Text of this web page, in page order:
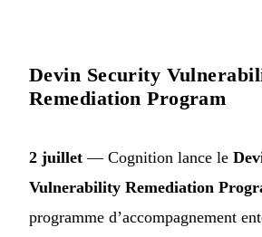
Devin Security
Remediation Program
2 juillet — Cognition lance le
Vulnerability Remediation
programme d’accompagnement